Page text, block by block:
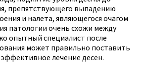
препятствующего выпадению
и налета, являющегося очагом
патологии очень схожи между
опытный специалист после
может правильно поставить
лечение десен.